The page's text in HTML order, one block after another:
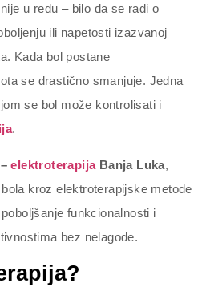
u redu – bilo da se radi o
ili napetosti izazvanoj
Kada bol postane
se drastično smanjuje. Jedna
se bol može kontrolisati i
.
–elektroterapijaBanja Luka,
kroz elektroterapijske metode
funkcionalnosti i
bez nelagode.